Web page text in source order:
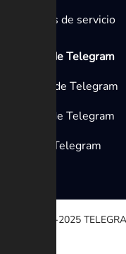
Términos de servicio
Medios de Telegram
Canales de Telegram
Grupos de Telegram
Bots de Telegram
© 2020-2025